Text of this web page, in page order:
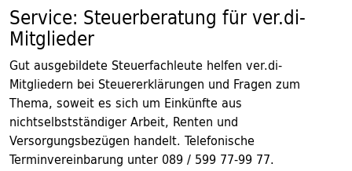
Service: Steuerberatung für ver.di-
Mitglieder
Gut ausgebildete Steuerfachleute helfen ver.di-
Mitgliedern bei Steuererklärungen und Fragen zum
Thema, soweit es sich um Einkünfte aus
nichtselbstständiger Arbeit, Renten und
Versorgungsbezügen handelt. Telefonische
Terminvereinbarung unter 089 / 599 77-99 77.